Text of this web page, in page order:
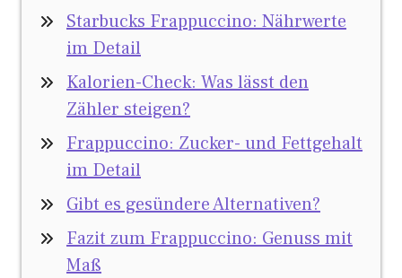
Starbucks Frappuccino: Nährwerte
im Detail
Kalorien-Check: Was lässt den
Zähler steigen?
Frappuccino: Zucker- und Fettgehalt
im Detail
Gibt es gesündere Alternativen?
Fazit zum Frappuccino: Genuss mit
Maß